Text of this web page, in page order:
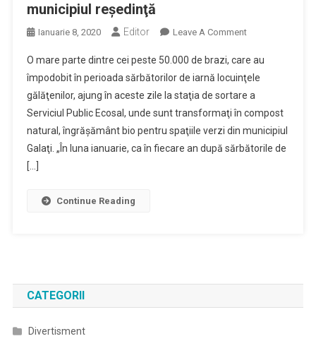
municipiul reşedinţă
Ianuarie 8, 2020 Editor Leave A CommentOn
De
Crăciun
Se
Transformă
În
Îngrăşământ
O mare parte dintre cei peste 50.000 de brazi, care au
împodobit în perioada sărbătorilor de iarnă locuinţele
gălăţenilor, ajung în aceste zile la staţia de sortare a
Serviciul Public Ecosal, unde sunt transformaţi în compost
natural, îngrăşământ bio pentru spaţiile verzi din municipiul
Galaţi. „În luna ianuarie, ca în fiecare an după sărbătorile de
[…]
Continue Reading
CATEGORII
Divertisment